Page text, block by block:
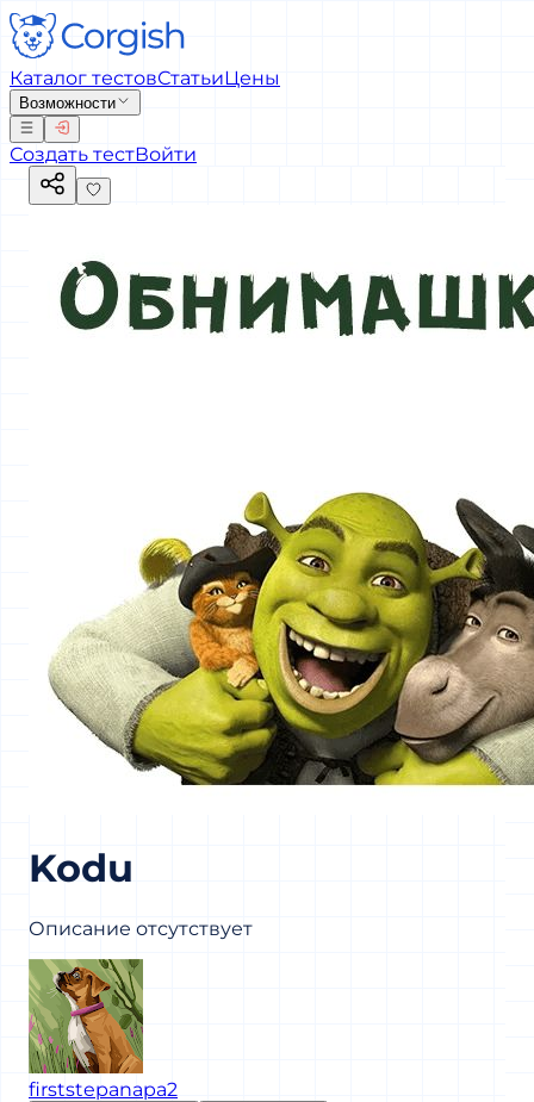
Каталог тестовСтатьиЦены
Возможности
Создать тестВойти
Kodu
Описание отсутствует
firststepanapa2